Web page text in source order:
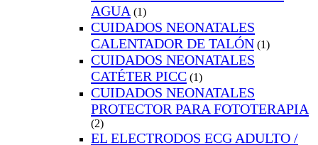
AGUA (1)
CUIDADOS NEONATALES
CALENTADOR DE TALÓN (1)
CUIDADOS NEONATALES
CATÉTER PICC (1)
CUIDADOS NEONATALES
PROTECTOR PARA FOTOTERAPIA
(2)
EL ELECTRODOS ECG ADULTO /